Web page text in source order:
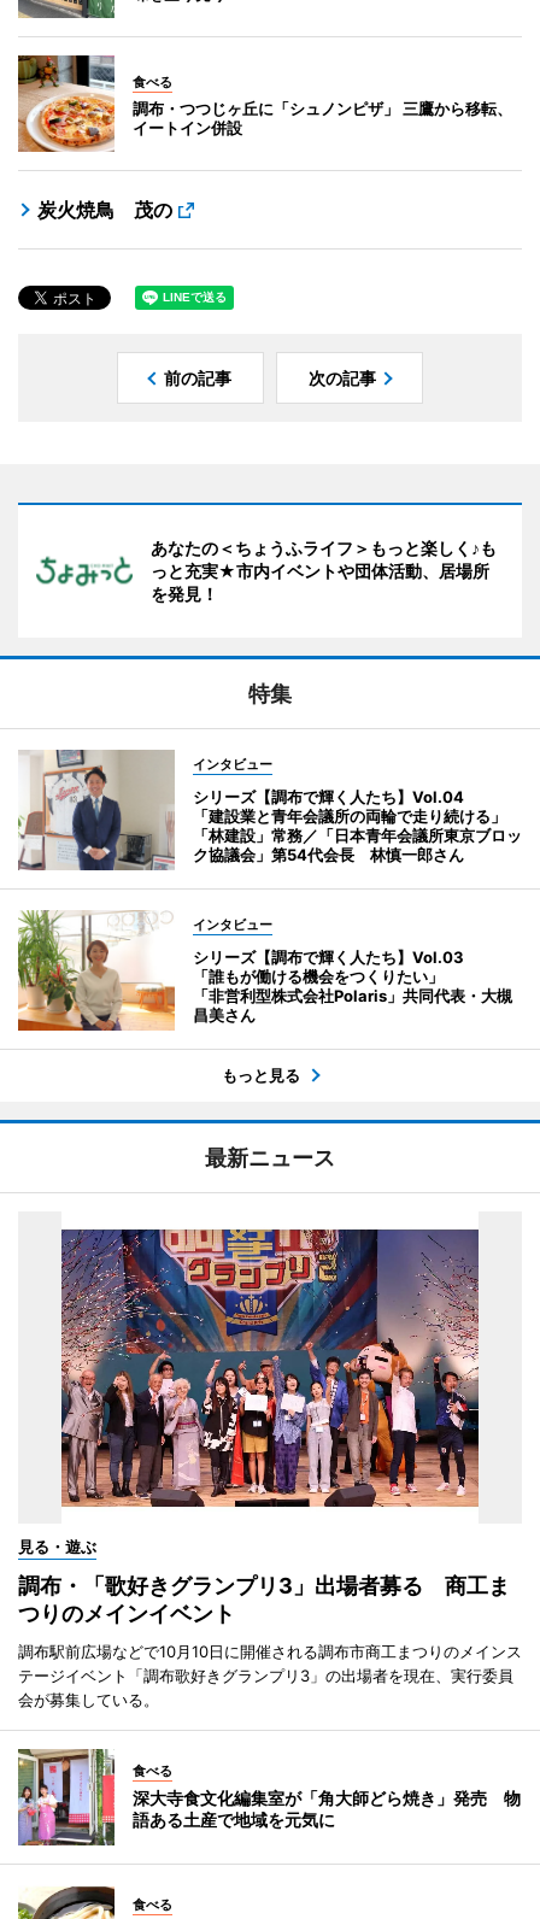
食べる
調布・つつじヶ丘に「シュノンピザ」 三鷹から移転、
イートイン併設
炭火焼鳥 茂の
前の記事 次の記事
あなたの＜ちょうふライフ＞もっと楽しく♪も
っと充実★市内イベントや団体活動、居場所
を発見！
特集
インタビュー
シリーズ【調布で輝く人たち】Vol.04
「建設業と青年会議所の両輪で走り続ける」
「林建設」常務／「日本青年会議所東京ブロッ
ク協議会」第54代会長 林慎一郎さん
インタビュー
シリーズ【調布で輝く人たち】Vol.03
「誰もが働ける機会をつくりたい」
「非営利型株式会社Polaris」共同代表・大槻
昌美さん
もっと見る
最新ニュース
見る・遊ぶ
調布・「歌好きグランプリ3」出場者募る 商工ま
つりのメインイベント
調布駅前広場などで10月10日に開催される調布市商工まつりのメインス
テージイベント「調布歌好きグランプリ3」の出場者を現在、実行委員
会が募集している。
食べる
深大寺食文化編集室が「角大師どら焼き」発売 物
語ある土産で地域を元気に
食べる